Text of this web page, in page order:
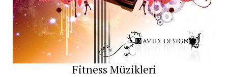
Fitness Müzikleri